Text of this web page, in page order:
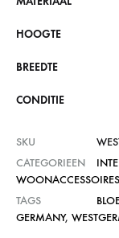
HOOGTE
BREEDTE
CONDITIE
SKU
CATEGORIEEN
WOONACCESSOIRES
TAGS
GERMANY,